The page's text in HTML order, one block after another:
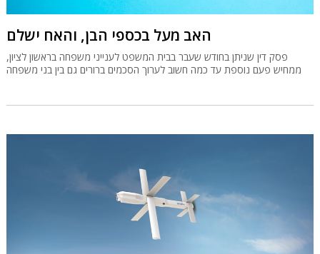
האב מעל בכספי הבן, והאח ישלם
פסק דין שניתן בחודש שעבר בבית המשפט לענייני משפחה בראשון לציון,
ממחיש פעם נוספת עד כמה חשוב לערוך הסכמים ברורים גם בין בני משפחה